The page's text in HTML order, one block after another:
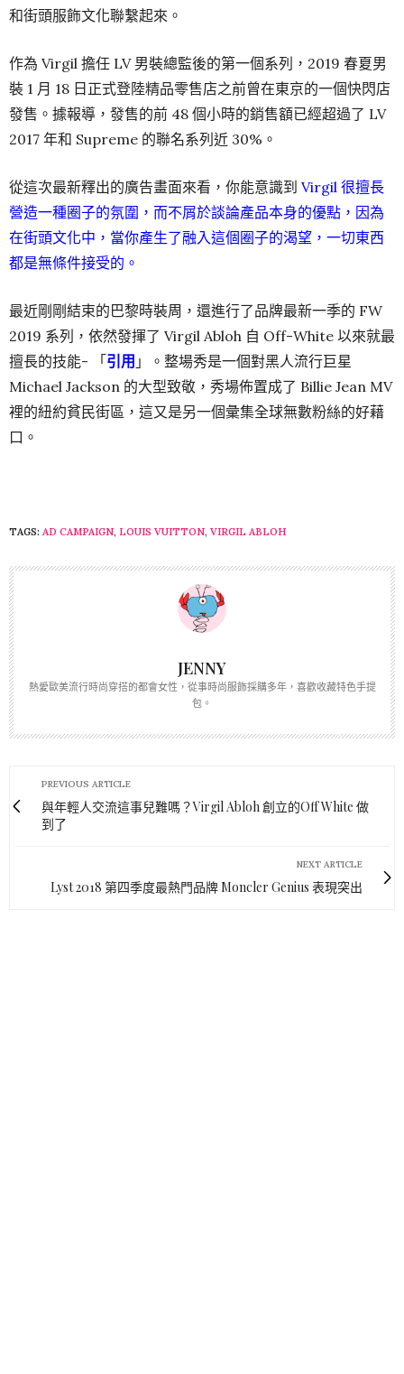
和街頭服飾文化聯繫起來。
作為 Virgil 擔任 LV 男裝總監後的第一個系列，2019 春夏男
裝 1 月 18 日正式登陸精品零售店之前曾在東京的一個快閃店
發售。據報導，發售的前 48 個小時的銷售額已經超過了 LV
2017 年和 Supreme 的聯名系列近 30%。
從這次最新釋出的廣告畫面來看，你能意識到 Virgil 很擅長
營造一種圈子的氛圍，而不屑於談論產品本身的優點，因為
在街頭文化中，當你產生了融入這個圈子的渴望，一切東西
都是無條件接受的。
最近剛剛結束的巴黎時裝周，還進行了品牌最新一季的 FW
2019 系列，依然發揮了 Virgil Abloh 自 Off-White 以來就最
擅長的技能- 「引用 」。整場秀是一個對黑人流行巨星
Michael Jackson 的大型致敬，秀場佈置成了 Billie Jean MV
裡的紐約貧民街區，這又是另一個彙集全球無數粉絲的好藉
口。
TAGS: AD CAMPAIGN, LOUIS VUITTON, VIRGIL ABLOH
JENNY
熱愛歐美流行時尚穿搭的都會女性，從事時尚服飾採購多年，喜歡收藏特色手提
包。
PREVIOUS ARTICLE
與年輕人交流這事兒難嗎？Virgil Abloh 創立的Off White 做
到了
NEXT ARTICLE
Lyst 2018 第四季度最熱門品牌 Moncler Genius 表現突出